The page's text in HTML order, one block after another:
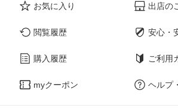
お気に入り
閲覧履歴
購入履歴
myクーポン
出店の
安心・
ご利用
ヘルプ